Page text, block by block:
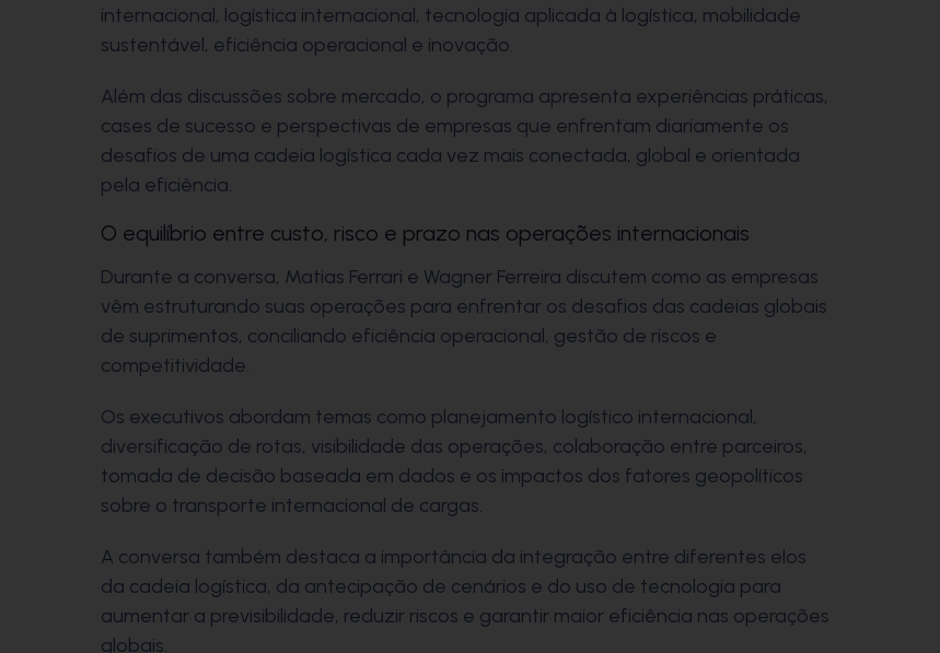
internacional, logística internacional, tecnologia aplicada à logística, mobilidade
sustentável, eficiência operacional e inovação.
Além das discussões sobre mercado, o programa apresenta experiências práticas,
cases de sucesso e perspectivas de empresas que enfrentam diariamente os
desafios de uma cadeia logística cada vez mais conectada, global e orientada
pela eficiência.
O equilíbrio entre custo, risco e prazo nas operações internacionais
Durante a conversa, Matias Ferrari e Wagner Ferreira discutem como as empresas
vêm estruturando suas operações para enfrentar os desafios das cadeias globais
de suprimentos, conciliando eficiência operacional, gestão de riscos e
competitividade.
Os executivos abordam temas como planejamento logístico internacional,
diversificação de rotas, visibilidade das operações, colaboração entre parceiros,
tomada de decisão baseada em dados e os impactos dos fatores geopolíticos
sobre o transporte internacional de cargas.
A conversa também destaca a importância da integração entre diferentes elos
da cadeia logística, da antecipação de cenários e do uso de tecnologia para
aumentar a previsibilidade, reduzir riscos e garantir maior eficiência nas operações
globais.